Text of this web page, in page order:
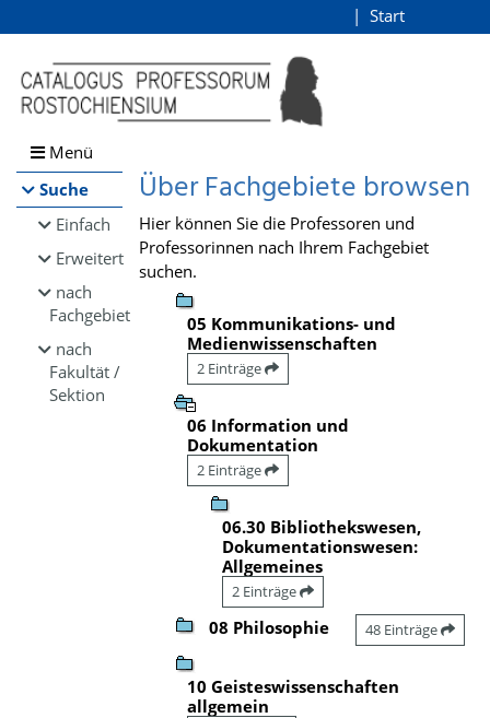
Browsen
direkt zum Inhalt
Start
Menü
Suche
Einfach
Erweitert
nach
Fachgebiet
nach
Fakultät /
Sektion
Über Fachgebiete browsen
Hier können Sie die Professoren und
Professorinnen nach Ihrem Fachgebiet
suchen.
05 Kommunikations- und
Medienwissenschaften
2 Einträge
06 Information und
Dokumentation
2 Einträge
06.30 Bibliothekswesen,
Dokumentationswesen:
Allgemeines
2 Einträge
08 Philosophie 48 Einträge
10 Geisteswissenschaften
allgemein